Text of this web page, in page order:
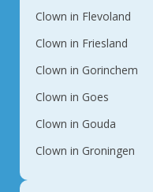
Clown in Flevoland
Clown in Friesland
Clown in Gorinchem
Clown in Goes
Clown in Gouda
Clown in Groningen